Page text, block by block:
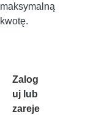
maksymalną
kwotę.
Zalog
uj lub
zareje